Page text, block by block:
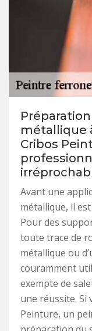
métallique
Cribos
Avant une
métallique, il
Pour des
toute trace de
métallique ou
couramment
exempte de
une réussite. Si
Peinture, un